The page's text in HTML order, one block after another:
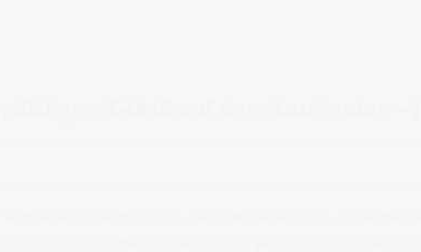
dich per E-Mail auf dem Laufenden
"Anmelden" erklärst du dich - jederzeit widerruflich -